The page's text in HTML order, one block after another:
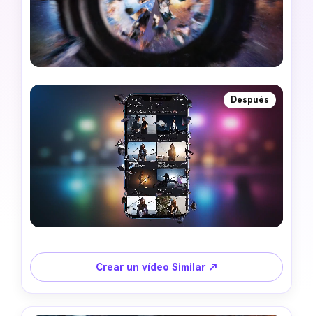
Después
Crear un vídeo Similar ↗